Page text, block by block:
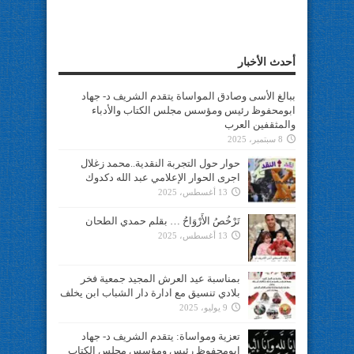
أحدث الأخبار
ببالغ الأسى وصادق المواساة يتقدم الشريف د- جهاد
ابومحفوظ رئيس ومؤسس مجلس الكتاب والأدباء
والمثقفين العرب
8 سبتمبر، 2025
حوار حول التجربة النقدية..محمد زغلال
اجرى الحوار الإعلامي عبد الله دكدوك
13 أغسطس، 2025
تَرْخُصُ الأَرْوَاحُ … بقلم حمدي الطحان
13 أغسطس، 2025
بمناسبة عيد العرش المجيد جمعية فخر
بلادي تنسيق مع ادارة دار الشباب ابن يخلف
9 يوليو، 2025
تعزية ومواساة: يتقدم الشريف د- جهاد
ابومحفوظ رئيس ومؤسس مجلس الكتاب